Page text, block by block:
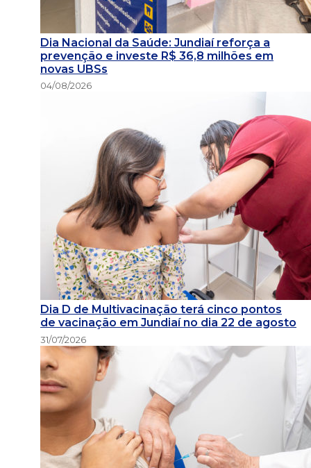
Dia Nacional da Saúde: Jundiaí reforça a
prevenção e investe R$ 36,8 milhões em
novas UBSs
04/08/2026
Dia D de Multivacinação terá cinco pontos
de vacinação em Jundiaí no dia 22 de agosto
31/07/2026